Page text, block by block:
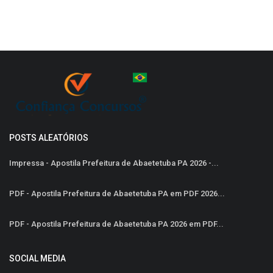
POSTS ALEATÓRIOS
Impressa - Apostila Prefeitura de Abaetetuba PA 2026 -...
PDF - Apostila Prefeitura de Abaetetuba PA em PDF 2026...
PDF - Apostila Prefeitura de Abaetetuba PA 2026 em PDF...
SOCIAL MEDIA